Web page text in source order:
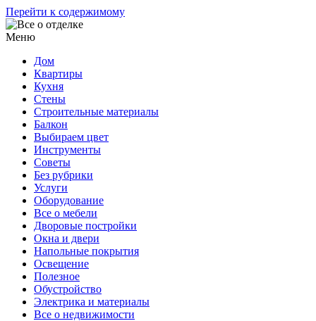
Перейти к содержимому
Меню
Дом
Квартиры
Кухня
Стены
Строительные материалы
Балкон
Выбираем цвет
Инструменты
Советы
Без рубрики
Услуги
Оборудование
Все о мебели
Дворовые постройки
Окна и двери
Напольные покрытия
Освещение
Полезное
Обустройство
Электрика и материалы
Все о недвижимости